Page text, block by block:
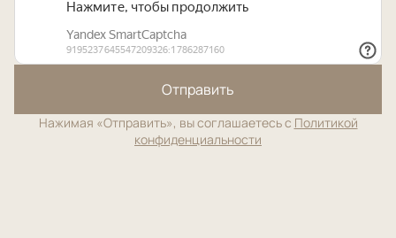
Отправить
Нажимая «Отправить», вы соглашаетесь с Политикой
конфиденциальности